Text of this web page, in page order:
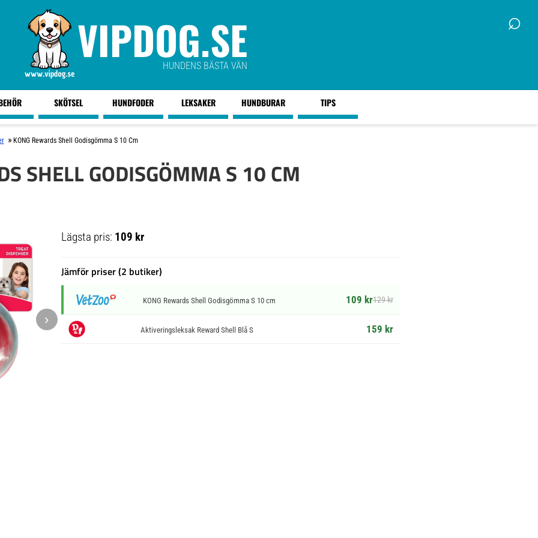
VIPDOG.SE
HUNDENS BÄSTA VÄN
⌕
SKÖTSEL HUNDFODER LEKSAKER HUNDBURAR TIPS
» KONG Rewards Shell Godisgömma S 10 Cm
SHELL GODISGÖMMA S 10 CM
›
Lägsta pris: 109 kr
Jämför priser (2 butiker)
KONG Rewards Shell Godisgömma S 10 cm 109 kr129 kr
Aktiveringsleksak Reward Shell Blå S 159 kr